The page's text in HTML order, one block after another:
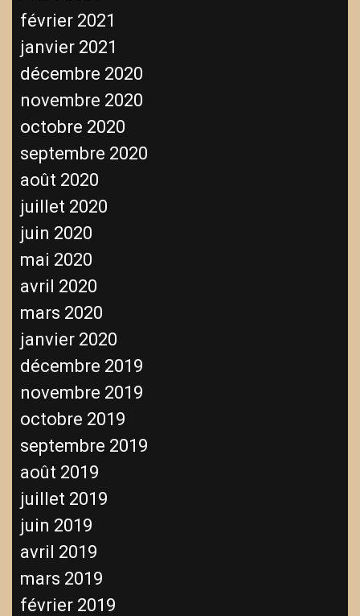
février 2021
janvier 2021
décembre 2020
novembre 2020
octobre 2020
septembre 2020
août 2020
juillet 2020
juin 2020
mai 2020
avril 2020
mars 2020
janvier 2020
décembre 2019
novembre 2019
octobre 2019
septembre 2019
août 2019
juillet 2019
juin 2019
avril 2019
mars 2019
février 2019